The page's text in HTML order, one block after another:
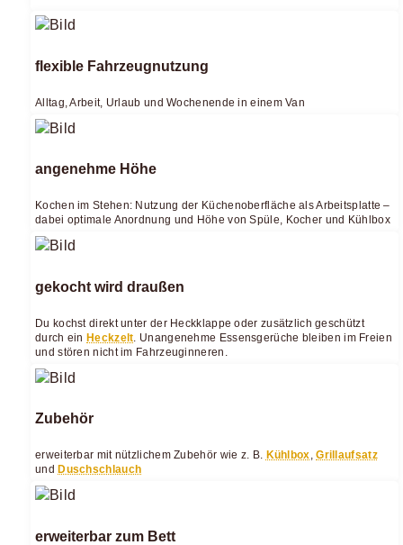
flexible Fahrzeugnutzung
Alltag, Arbeit, Urlaub und Wochenende in einem Van
angenehme Höhe
Kochen im Stehen: Nutzung der Küchenoberfläche als Arbeitsplatte –
dabei optimale Anordnung und Höhe von Spüle, Kocher und Kühlbox
gekocht wird draußen
Du kochst direkt unter der Heckklappe oder zusätzlich geschützt
durch ein Heckzelt . Unangenehme Essensgerüche bleiben im Freien
und stören nicht im Fahrzeuginneren.
Zubehör
erweiterbar mit nützlichem Zubehör wie z. B. Kühlbox,Grillaufsatz
und Duschschlauch
erweiterbar zum Bett